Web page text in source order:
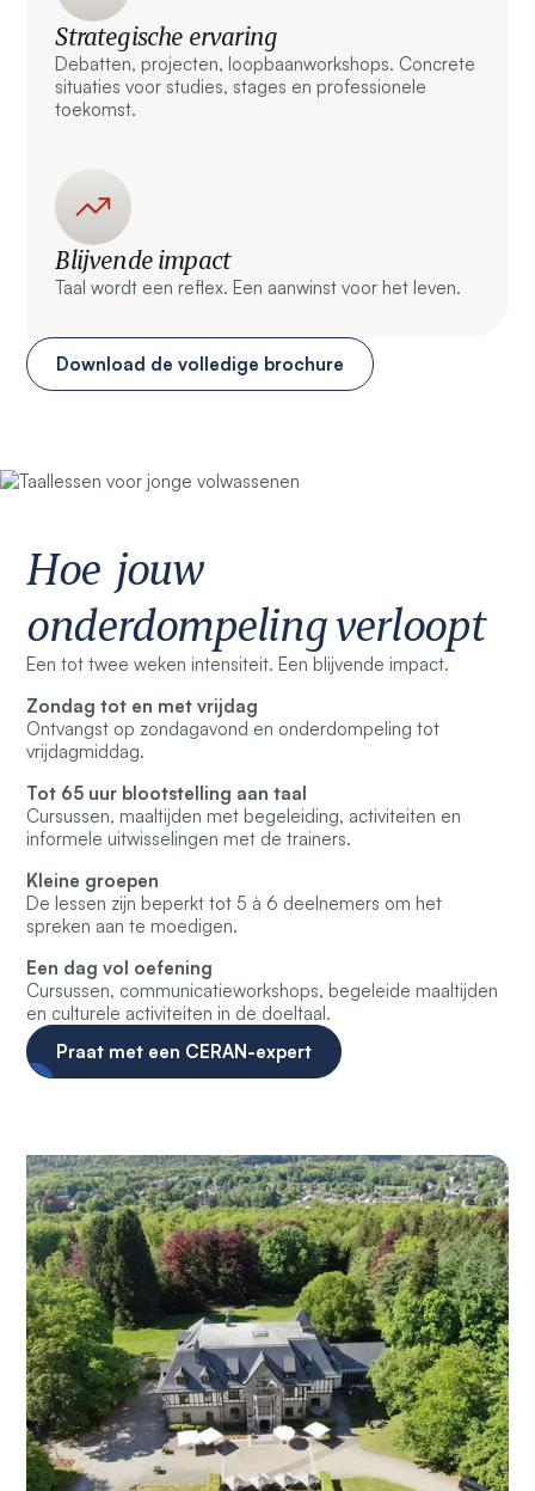
Strategische ervaring
Debatten, projecten, loopbaanworkshops. Concrete
situaties voor studies, stages en professionele
toekomst.
Blijvende impact
Taal wordt een reflex. Een aanwinst voor het leven.
Download de volledige brochure
Hoe jouw
onderdompeling verloopt
Een tot twee weken intensiteit. Een blijvende impact.
Zondag tot en met vrijdag
Ontvangst op zondagavond en onderdompeling tot
vrijdagmiddag.
Tot 65 uur blootstelling aan taal
Cursussen, maaltijden met begeleiding, activiteiten en
informele uitwisselingen met de trainers.
Kleine groepen
De lessen zijn beperkt tot 5 à 6 deelnemers om het
spreken aan te moedigen.
Een dag vol oefening
Cursussen, communicatieworkshops, begeleide maaltijden
en culturele activiteiten in de doeltaal.
Praat met een CERAN-expert